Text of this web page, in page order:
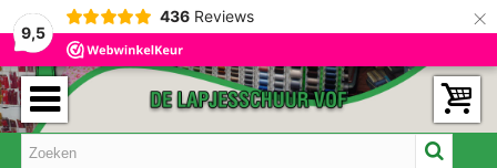
9,5
436 Reviews ×